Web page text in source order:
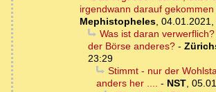
irgendwann darauf gekommen
Mephistopheles,
Was ist daran
der Börse anderes? -
23:29
Stimmt - nur der
anders her .... - NST,